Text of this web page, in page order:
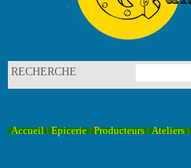
RECHERCHE
Accueil Epicerie Producteurs Ateliers